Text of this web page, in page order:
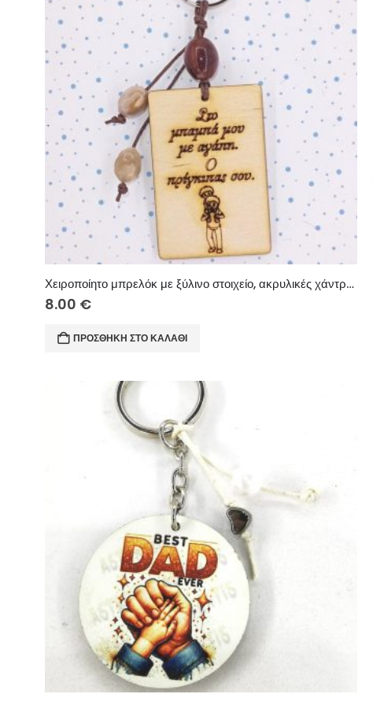
Χειροποίητο μπρελόκ με ξύλινο στοιχείο, ακρυλικές χάντρες, μακραμέ κορδόνι.
8.00 €
ΠΡΟΣΘΉΚΗ ΣΤΟ ΚΑΛΆΘΙ